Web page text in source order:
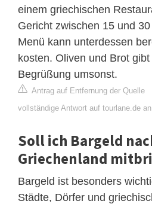
einem griechischen
Gericht zwischen 15 und
Menü kann unterdessen
kosten. Oliven und Brot
Begrüßung umsonst.
Antrag auf Entfernung der Quelle
vollständige Antwort auf tourlane.de an
Soll ich Bargeld
Griechenland
Bargeld ist besonders
Städte, Dörfer und